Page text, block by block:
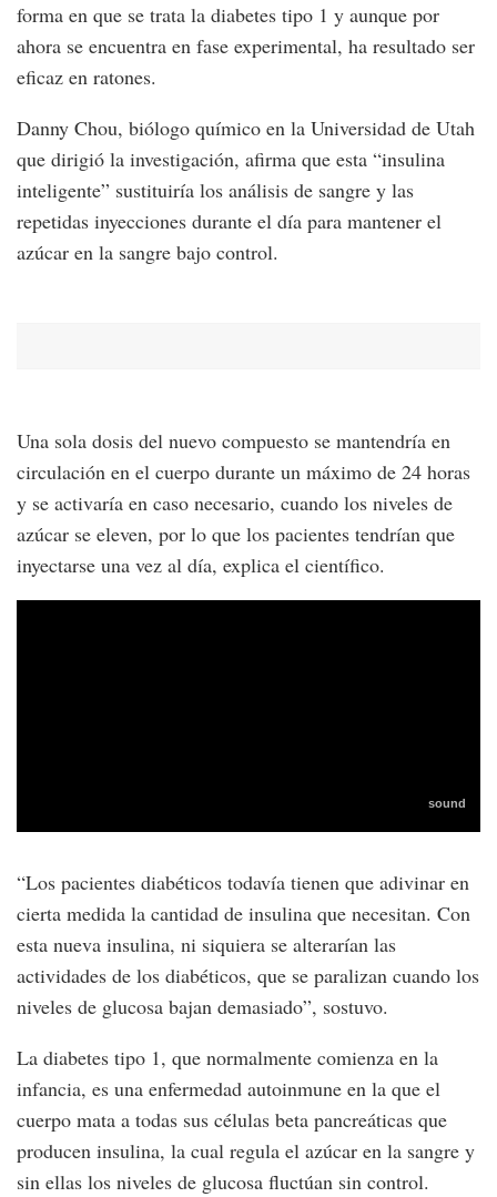
forma en que se trata la diabetes tipo 1 y aunque por
ahora se encuentra en fase experimental, ha resultado ser
eficaz en ratones.
Danny Chou, biólogo químico en la Universidad de Utah
que dirigió la investigación, afirma que esta “insulina
inteligente” sustituiría los análisis de sangre y las
repetidas inyecciones durante el día para mantener el
azúcar en la sangre bajo control.
Una sola dosis del nuevo compuesto se mantendría en
circulación en el cuerpo durante un máximo de 24 horas
y se activaría en caso necesario, cuando los niveles de
azúcar se eleven, por lo que los pacientes tendrían que
inyectarse una vez al día, explica el científico.
“Los pacientes diabéticos todavía tienen que adivinar en
cierta medida la cantidad de insulina que necesitan. Con
esta nueva insulina, ni siquiera se alterarían las
actividades de los diabéticos, que se paralizan cuando los
niveles de glucosa bajan demasiado”, sostuvo.
La diabetes tipo 1, que normalmente comienza en la
infancia, es una enfermedad autoinmune en la que el
cuerpo mata a todas sus células beta pancreáticas que
producen insulina, la cual regula el azúcar en la sangre y
sin ellas los niveles de glucosa fluctúan sin control.